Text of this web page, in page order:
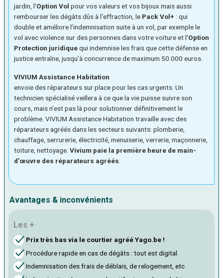
jardin, l'Option Vol pour vos valeurs et vos bijoux mais aussi
rembourser les dégâts dûs à l'effraction, le Pack Vol+ : qui
double et améliore l’indemnisation suite à un vol, par exemple le
vol avec violence sur des personnes dans votre voiture et l'Option
Protection juridiquequi indemnise les frais que cette défense en
justice entraîne, jusqu’à concurrence de maximum 50.000 euros.
VIVIUM Assistance Habitation
envoie des réparateurs sur place pour les cas urgents. Un
technicien spécialisé veillera à ce que la vie puisse suivre son
cours, mais n’est pas là pour solutionner définitivement le
problème. VIVIUM Assistance Habitation travaille avec des
réparateurs agréés dans les secteurs suivants: plomberie,
chauffage, serrurerie, électricité, menuiserie, verrerie, maçonnerie,
toiture, nettoyage. Vivium paie la première heure de main-
d’œuvre des réparateurs agréés
Avantages & inconvénients
Les +
Prix très bas via le courtier agréé Yago.be !
Procédure rapide en cas de dégâts : tout est digital
Indemnisation des frais de déblais, de relogement, etc